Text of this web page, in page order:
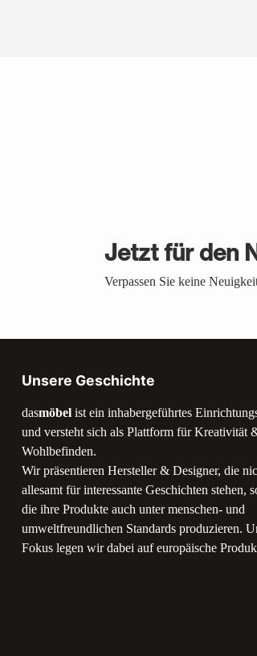
Jetzt für den
Verpassen Sie keine
Unsere Geschichte
dasmöbel ist ein inhabergeführtes
und versteht sich als Plattform für Kreativität
Wohlbefinden.
Wir präsentieren Hersteller & Designer, die
allesamt für interessante Geschichten stehen,
die ihre Produkte auch unter menschen- und
umweltfreundlichen Standards produzieren.
Fokus legen wir dabei auf europäische